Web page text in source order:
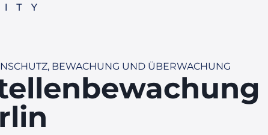
BEWACHUNG UND ÜBERWACHUNG